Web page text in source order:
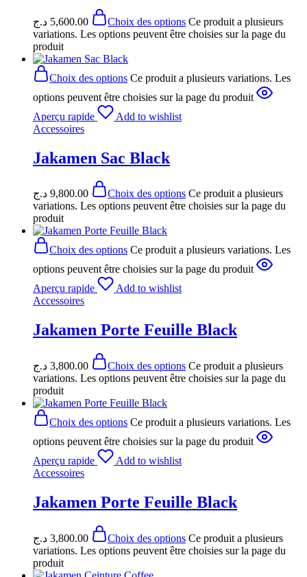
5,600.00 د.ج Choix des options Ce produit a plusieurs
variations. Les options peuvent être choisies sur la page du
produit
Choix des options Ce produit a plusieurs variations. Les
options peuvent être choisies sur la page du produit
Aperçu rapide
Add to wishlist
Accessoires
Jakamen Sac Black
9,800.00 د.ج Choix des options Ce produit a plusieurs
variations. Les options peuvent être choisies sur la page du
produit
Choix des options Ce produit a plusieurs variations. Les
options peuvent être choisies sur la page du produit
Aperçu rapide
Add to wishlist
Accessoires
Jakamen Porte Feuille Black
3,800.00 د.ج Choix des options Ce produit a plusieurs
variations. Les options peuvent être choisies sur la page du
produit
Choix des options Ce produit a plusieurs variations. Les
options peuvent être choisies sur la page du produit
Aperçu rapide
Add to wishlist
Accessoires
Jakamen Porte Feuille Black
3,800.00 د.ج Choix des options Ce produit a plusieurs
variations. Les options peuvent être choisies sur la page du
produit